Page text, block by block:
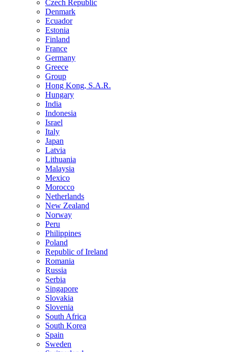
Czech Republic
Denmark
Ecuador
Estonia
Finland
France
Germany
Greece
Group
Hong Kong, S.A.R.
Hungary
India
Indonesia
Israel
Italy
Japan
Latvia
Lithuania
Malaysia
Mexico
Morocco
Netherlands
New Zealand
Norway
Peru
Philippines
Poland
Republic of Ireland
Romania
Russia
Serbia
Singapore
Slovakia
Slovenia
South Africa
South Korea
Spain
Sweden